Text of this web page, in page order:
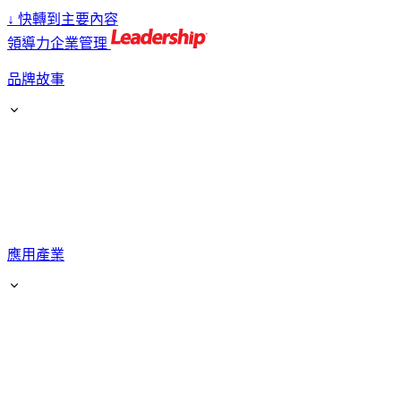
↓ 快轉到主要內容
領導力企業管理
品牌故事
應用產業